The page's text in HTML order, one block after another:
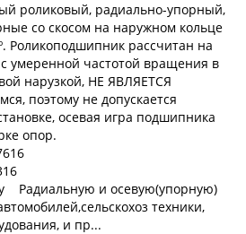
роликовый, радиально-упорный,
со скосом на наружном кольце
Роликоподшипник рассчитан на
умеренной частотой вращения в
нарузкой, НЕ ЯВЛЯЕТСЯ
поэтому не допускается
осевая игра подшипника
опор.
Радиальную и осевую(упорную)
техники,
и пр...